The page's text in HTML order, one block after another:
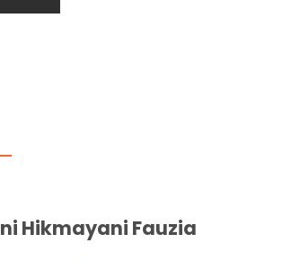
Hikmayani Fauzia